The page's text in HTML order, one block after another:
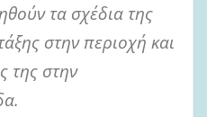
τα σχέδια της
στην περιοχή και
της στην